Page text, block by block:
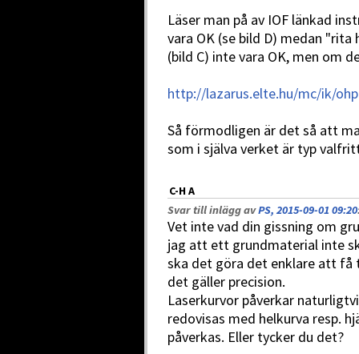
Läser man på av IOF länkad
vara OK (se bild D) medan
(bild C) inte vara OK, men om
http://lazarus.elte.hu/mc/ik/
Så förmodligen är det så att
som i själva verket är typ
C-H A
Svar till inlägg avPS, 2015-09-01 09:20
Vet inte vad din gissning om
jag att ett grundmaterial inte
ska det göra det enklare att få
det gäller precision.
Laserkurvor påverkar
redovisas med helkurva resp.
påverkas. Eller tycker du det?